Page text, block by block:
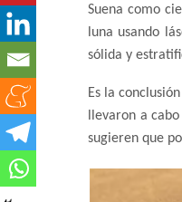
Suena como
luna usando
sólida y
Es la
llevaron a
sugieren que